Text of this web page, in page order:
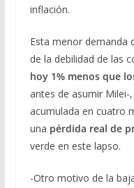
inflación.
Esta menor demanda
de la debilidad de las
hoy 1% menos que
antes de asumir
acumulada en cuatro
una pérdida real de
verde en este lapso.
-Otro motivo de la